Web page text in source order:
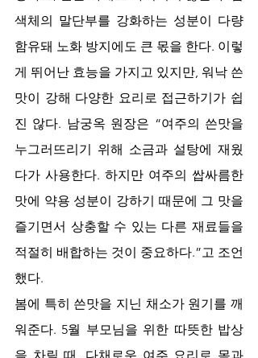
색체의 말단부를 강화하는 성분이 다량
함유돼 노화 방지에도 큰 몫을 한다. 이렇
게 뛰어난 효능을 가지고 있지만, 워낙 쓴
맛이 강해 다양한 요리로 접근하기가 쉽
진 않다. 남궁옥 원장은 “여주의 쓴맛을
누그러뜨리기 위해 소금과 설탕에 재웠
다가 사용한다. 하지만 여주의 쌉싸름한
맛에 약용 성분이 강하기 때문에 그 맛을
즐기면서 상충할 수 있는 다른 재료들을
적절히 배합하는 것이 중요하다.”고 조언
했다.
봄에 특히 쓴맛을 지닌 채소가 원기를 깨
워준다. 5월 부모님을 위한 따뜻한 밥상